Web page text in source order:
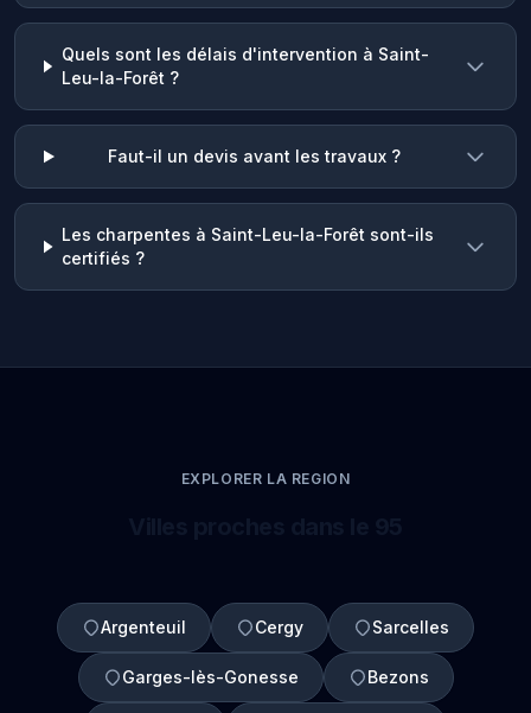
Quels sont les délais d'intervention à Saint-
Leu-la-Forêt ?
Faut-il un devis avant les travaux ?
Les charpentes à Saint-Leu-la-Forêt sont-ils
certifiés ?
EXPLORER LA REGION
Argenteuil Cergy Sarcelles
Garges-lès-Gonesse Bezons